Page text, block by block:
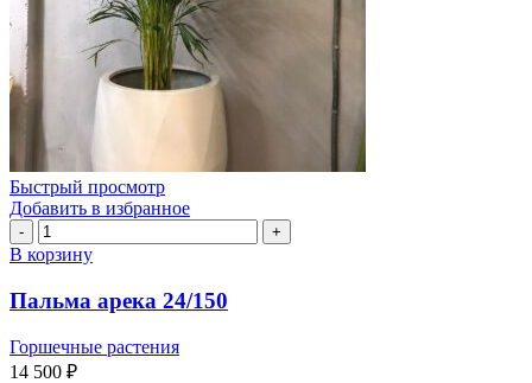
Быстрый просмотр
Добавить в избранное
Количество
товара
Пальма
24/150
В корзину
Пальма арека 24/150
Горшечные растения
14 500 ₽